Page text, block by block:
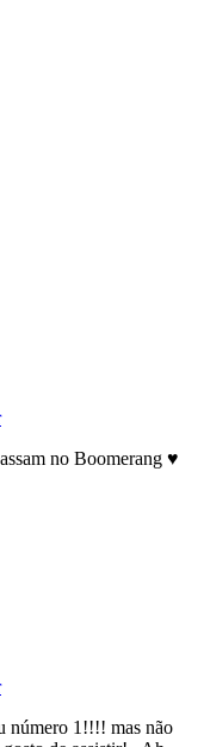
no Boomerang ♥
número 1!!!! mas não